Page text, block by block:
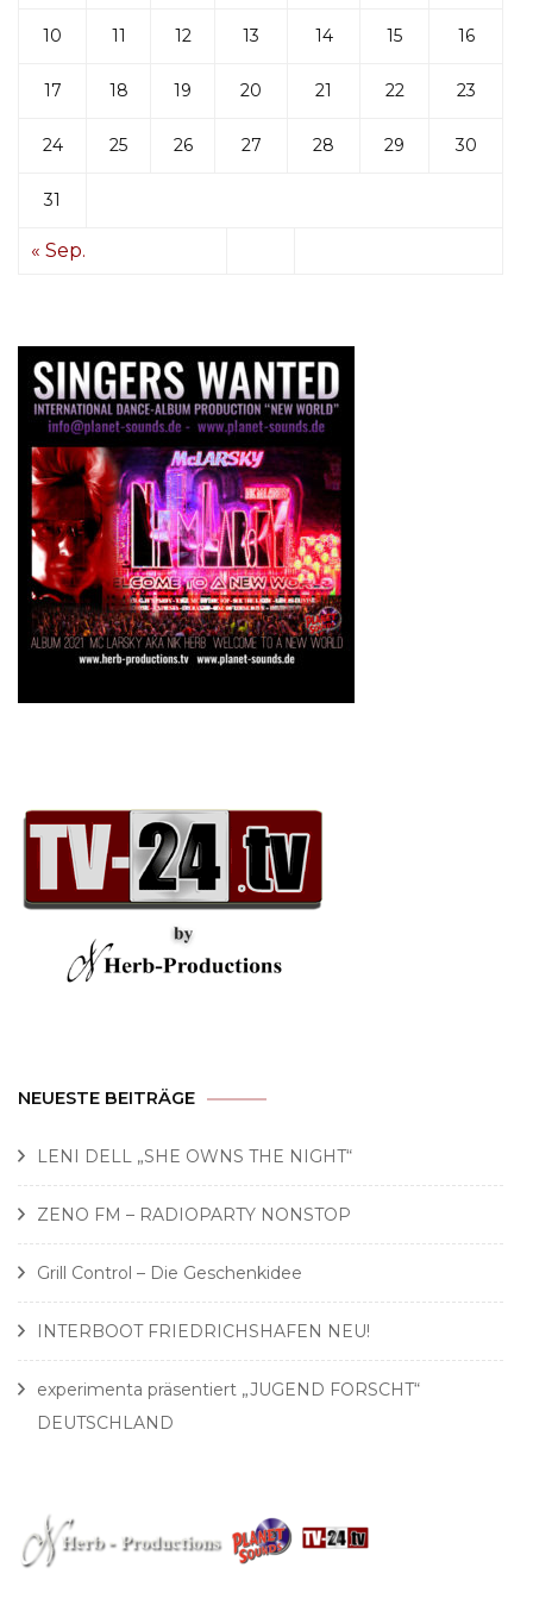
10 11 12 13 14 15 16
17 18 19 20 21 22 23
24 25 26 27 28 29 30
31
« Sep.
NEUESTE BEITRÄGE
LENI DELL „SHE OWNS THE NIGHT“
ZENO FM – RADIOPARTY NONSTOP
Grill Control – Die Geschenkidee
INTERBOOT FRIEDRICHSHAFEN NEU!
experimenta präsentiert „JUGEND FORSCHT“
DEUTSCHLAND